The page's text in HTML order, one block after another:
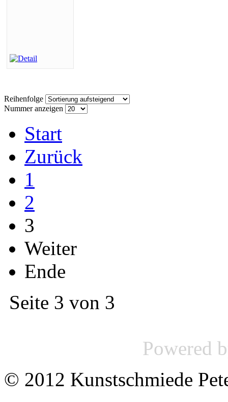
Reihenfolge
Nummer anzeigen
Start
Zurück
1
2
3
Weiter
Ende
Seite 3 von 3
Powered
© 2012 Kunstschmiede